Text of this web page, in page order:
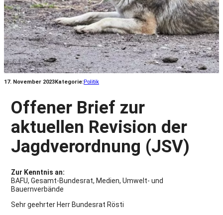
17. November 2023Kategorie:Politik
Offener Brief zur
aktuellen Revision der
Jagdverordnung (JSV)
Zur Kenntnis an:
BAFU, Gesamt-Bundesrat, Medien, Umwelt- und
Bauernverbände
Sehr geehrter Herr Bundesrat Rösti